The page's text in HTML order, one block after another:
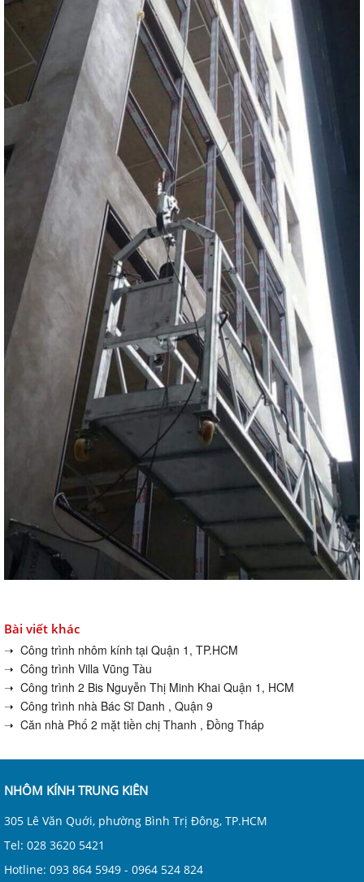
Bài viết khác
➝ Công trình nhôm kính tại Quận 1, TP.HCM
➝ Công trình Villa Vũng Tàu
➝ Công trình 2 Bis Nguyễn Thị Minh Khai Quận 1, HCM
➝ Công trình nhà Bác Sĩ Danh , Quận 9
➝ Căn nhà Phố 2 mặt tiền chị Thanh , Đồng Tháp
NHÔM KÍNH TRUNG KIÊN
305 Lê Văn Quới, phường Bình Trị Đông, TP.HCM
Tel: 028 3620 5421
Hotline: 093 864 5949 - 0964 524 824